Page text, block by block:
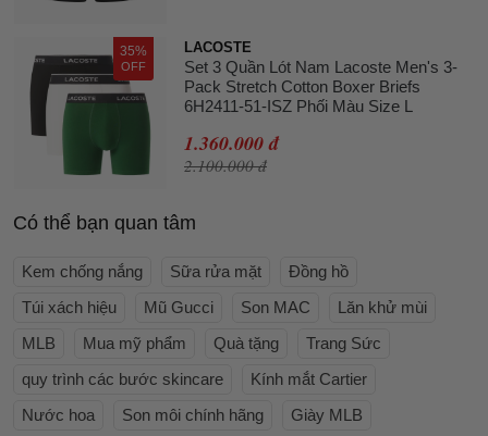
35%
OFF
LACOSTE
Set 3 Quần Lót Nam Lacoste Men's 3-
Pack Stretch Cotton Boxer Briefs
6H2411-51-ISZ Phối Màu Size L
1.360.000 đ
2.100.000 đ
Có thể bạn quan tâm
Kem chống nắng Sữa rửa mặt
Đồng hồ
Túi xách hiệu
Mũ Gucci Son MAC
Lăn khử mùi
MLB
Mua mỹ phẩm Quà tặng
Trang Sức
quy trình các bước skincare
Kính mắt Cartier
Nước hoa
Son môi chính hãng
Giày MLB